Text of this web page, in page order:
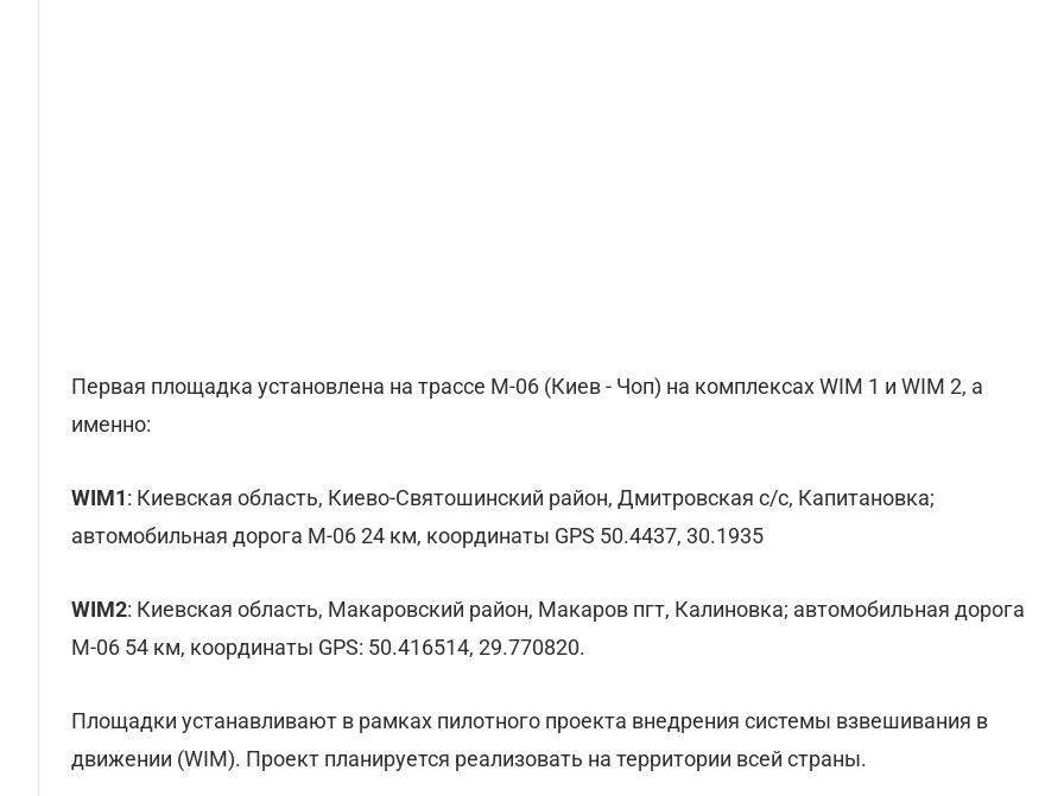
Первая площадка установлена на трассе М-06 (Киев - Чоп) на комплексах WIM 1 и WIM 2, а
именно:
WIM1: Киевская область, Киево-Святошинский район, Дмитровская с/с, Капитановка;
автомобильная дорога М-06 24 км, координаты GPS 50.4437, 30.1935
WIM2: Киевская область, Макаровский район, Макаров пгт, Калиновка; автомобильная дорога
М-06 54 км, координаты GPS: 50.416514, 29.770820.
Площадки устанавливают в рамках пилотного проекта внедрения системы взвешивания в
движении (WIM). Проект планируется реализовать на территории всей страны.